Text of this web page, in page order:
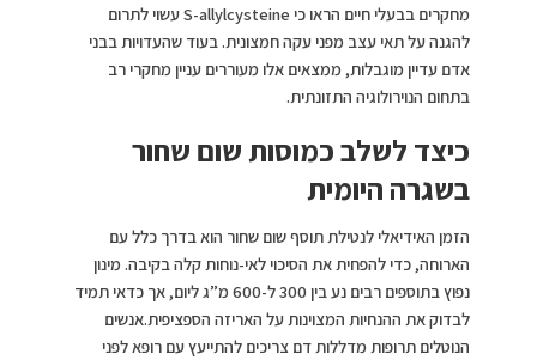
מחקרים בבעלי חיים הראו כי S-allylcysteine עשוי לתרום
להגנה על תאי עצב מפני עקה חמצונית. בעוד שהעדויות בבני
אדם עדיין מוגבלות, ממצאים אלו מעוררים עניין מחקרי רב
בתחום הנוירולוגיה התזונתית.
כיצד לשלב כמוסות שום שחור
בשגרה היומית
הזמן האידיאלי לנטילת תוסף שום שחור הוא בדרך כלל עם
הארוחה, כדי להפחית את הסיכוי לאי-נוחות קלה בקיבה. מינון
נפוץ בתוספים רבים נע בין 300 ל-600 מ”ג ליום, אך כדאי תמיד
לבדוק את ההנחיות המצוינות על האריזה הספציפית.אנשים
הנוטלים תרופות מדללות דם צריכים להתייעץ עם רופא לפני